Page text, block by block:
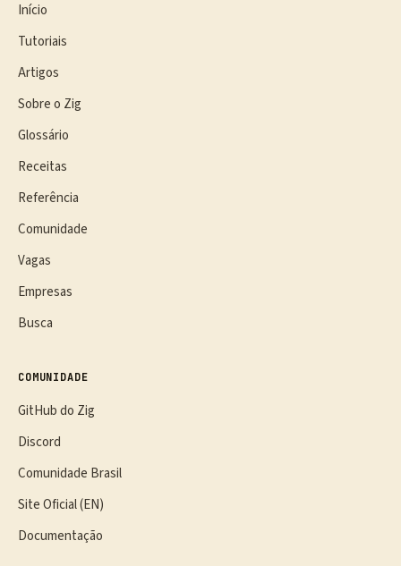
Início
Tutoriais
Artigos
Sobre o Zig
Glossário
Receitas
Referência
Comunidade
Vagas
Empresas
Busca
COMUNIDADE
GitHub do Zig
Discord
Comunidade Brasil
Site Oficial (EN)
Documentação